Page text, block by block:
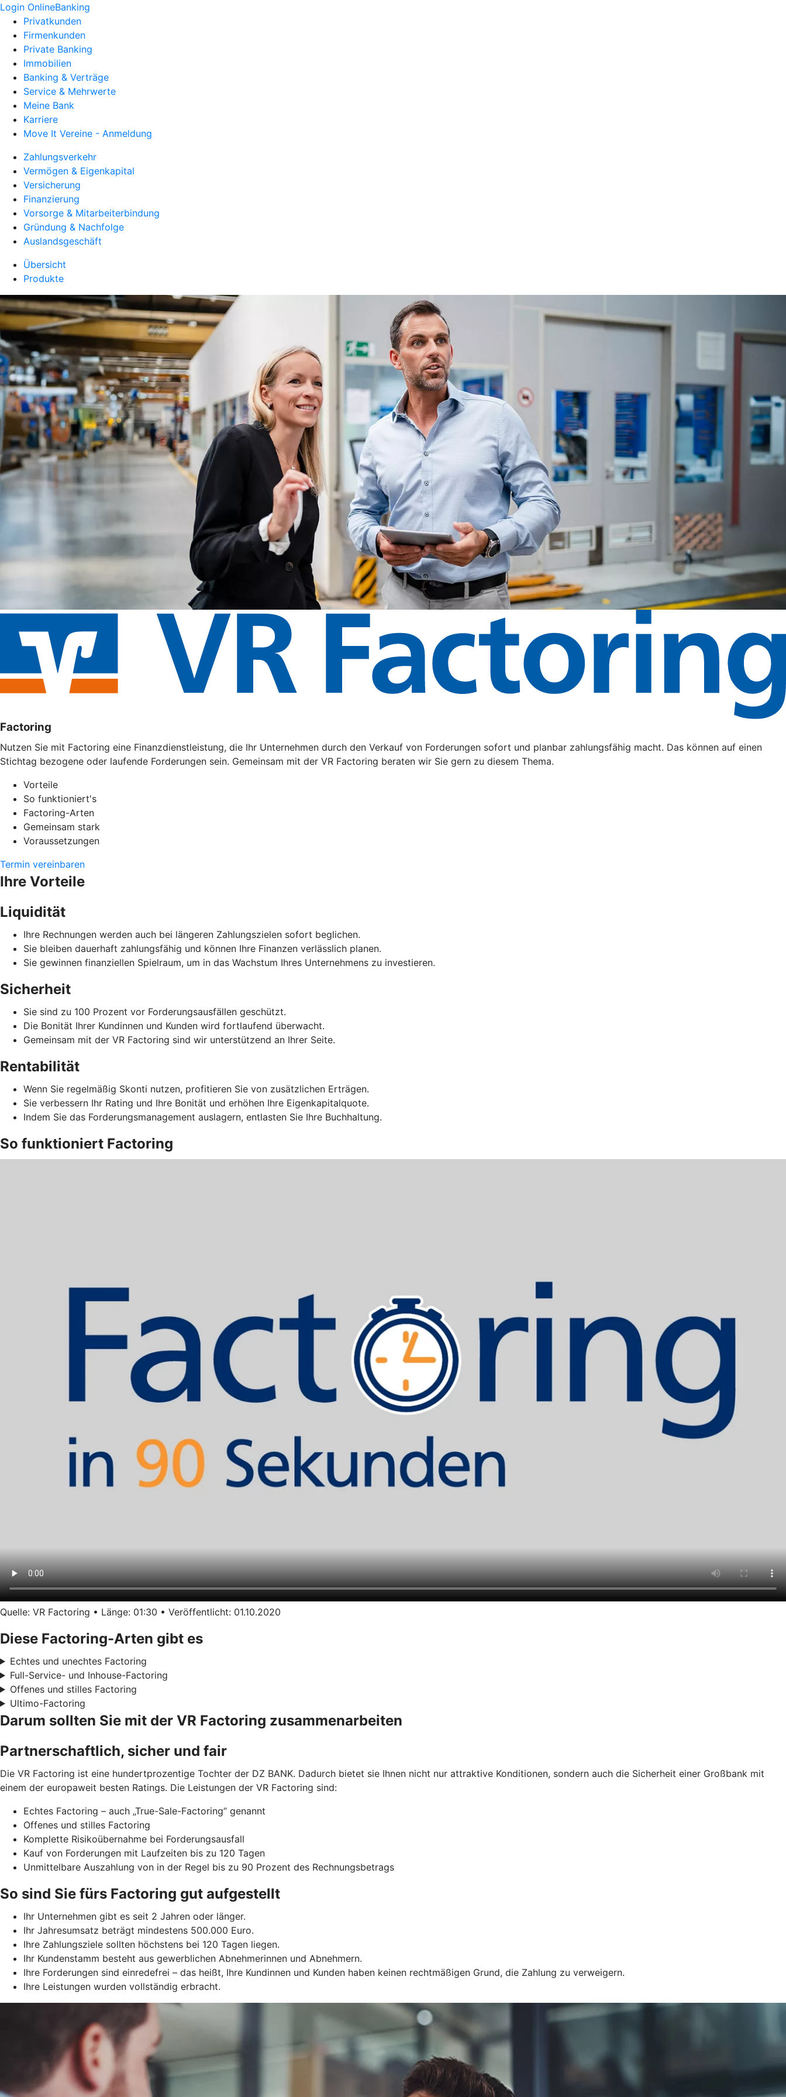
Login OnlineBanking
Privatkunden
Firmenkunden
Private Banking
Immobilien
Banking & Verträge
Service & Mehrwerte
Meine Bank
Karriere
Move It Vereine - Anmeldung
Zahlungsverkehr
Vermögen & Eigenkapital
Versicherung
Finanzierung
Vorsorge & Mitarbeiterbindung
Gründung & Nachfolge
Auslandsgeschäft
Übersicht
Produkte
Factoring
Nutzen Sie mit Factoring eine Finanzdienstleistung, die Ihr Unternehmen durch den Verkauf von Forderungen sofort und planbar zahlungsfähig macht. Das können auf einen
Stichtag bezogene oder laufende Forderungen sein. Gemeinsam mit der VR Factoring beraten wir Sie gern zu diesem Thema.
Vorteile
So funktioniert's
Factoring-Arten
Gemeinsam stark
Voraussetzungen
Termin vereinbaren
Ihre Vorteile
Liquidität
Ihre Rechnungen werden auch bei längeren Zahlungszielen sofort beglichen.
Sie bleiben dauerhaft zahlungsfähig und können Ihre Finanzen verlässlich planen.
Sie gewinnen finanziellen Spielraum, um in das Wachstum Ihres Unternehmens zu investieren.
Sicherheit
Sie sind zu 100 Prozent vor Forderungsausfällen geschützt.
Die Bonität Ihrer Kundinnen und Kunden wird fortlaufend überwacht.
Gemeinsam mit der VR Factoring sind wir unterstützend an Ihrer Seite.
Rentabilität
Wenn Sie regelmäßig Skonti nutzen, profitieren Sie von zusätzlichen Erträgen.
Sie verbessern Ihr Rating und Ihre Bonität und erhöhen Ihre Eigenkapitalquote.
Indem Sie das Forderungsmanagement auslagern, entlasten Sie Ihre Buchhaltung.
So funktioniert Factoring
Quelle: VR Factoring • Länge: 01:30 • Veröffentlicht: 01.10.2020
Diese Factoring-Arten gibt es
Echtes und unechtes Factoring
Full-Service- und Inhouse-Factoring
Offenes und stilles Factoring
Ultimo-Factoring
Darum sollten Sie mit der VR Factoring zusammenarbeiten
Partnerschaftlich, sicher und fair
Die VR Factoring ist eine hundertprozentige Tochter der DZ BANK. Dadurch bietet sie Ihnen nicht nur attraktive Konditionen, sondern auch die Sicherheit einer Großbank mit
einem der europaweit besten Ratings. Die Leistungen der VR Factoring sind:
Echtes Factoring – auch „True-Sale-Factoring“ genannt
Offenes und stilles Factoring
Komplette Risikoübernahme bei Forderungsausfall
Kauf von Forderungen mit Laufzeiten bis zu 120 Tagen
Unmittelbare Auszahlung von in der Regel bis zu 90 Prozent des Rechnungsbetrags
So sind Sie fürs Factoring gut aufgestellt
Ihr Unternehmen gibt es seit 2 Jahren oder länger.
Ihr Jahresumsatz beträgt mindestens 500.000 Euro.
Ihre Zahlungsziele sollten höchstens bei 120 Tagen liegen.
Ihr Kundenstamm besteht aus gewerblichen Abnehmerinnen und Abnehmern.
Ihre Forderungen sind einredefrei – das heißt, Ihre Kundinnen und Kunden haben keinen rechtmäßigen Grund, die Zahlung zu verweigern.
Ihre Leistungen wurden vollständig erbracht.